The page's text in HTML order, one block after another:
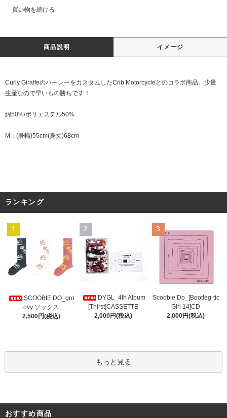
買い物を続ける
商品説明 イメージ
Curly GiraffeのハーレーをカスタムしたCrib Motorcycleとのコラボ商品。少量
生産なので早いもの勝ちです！
綿50%/ポリエステル50%
M：(身幅)55cm(身丈)68cm
ランキング
1
SCOOBIE DO_gro
ovy ソックス
2,500円(税込)
2
DYGL_4th Album
[Thirst]CASSETTE
2,000円(税込)
3
Scoobie Do_[Bootleg-tic
Girl 14]CD
2,000円(税込)
もっと見る
おすすめ商品